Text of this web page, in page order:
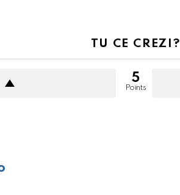
TU CE CREZI?
5
Points